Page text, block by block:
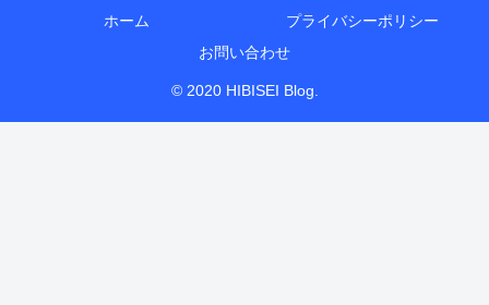
ホーム
プライバシーポリシー
お問い合わせ
© 2020 HIBISEI Blog.